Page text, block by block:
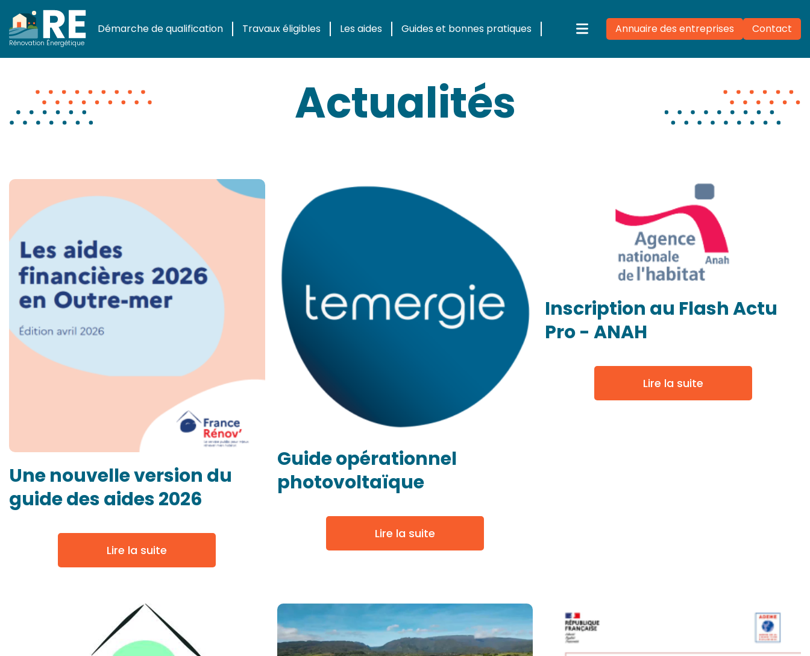
Rénovation Énergétique
Démarche de qualification Travaux éligibles Les aides
Guides et bonnes pratiques
Annuaire des entreprises Contact
Actualités
Une nouvelle version du
guide des aides 2026
Lire la suite
Guide opérationnel
photovoltaïque
Lire la suite
Inscription au Flash Actu
Pro - ANAH
Lire la suite